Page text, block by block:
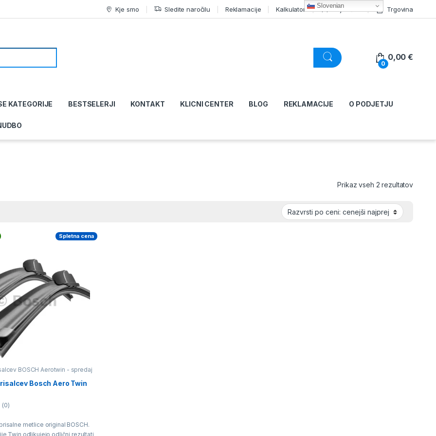
Kje smo Sledite naročilu Reklamacije Kalkulator Moj račun Trgovina
0
0,00€
KATEGORIJE BESTSELERJI KONTAKT KLICNI CENTER BLOG REKLAMACIJE O PODJETJU
Prikaz vseh 2 rezultatov
Spletna cena
BOSCH Aerotwin - spredaj
Bosch Aero Twin
(0)
metlice original BOSCH.
Twin odlikujejo odlični rezultati
Slovenian